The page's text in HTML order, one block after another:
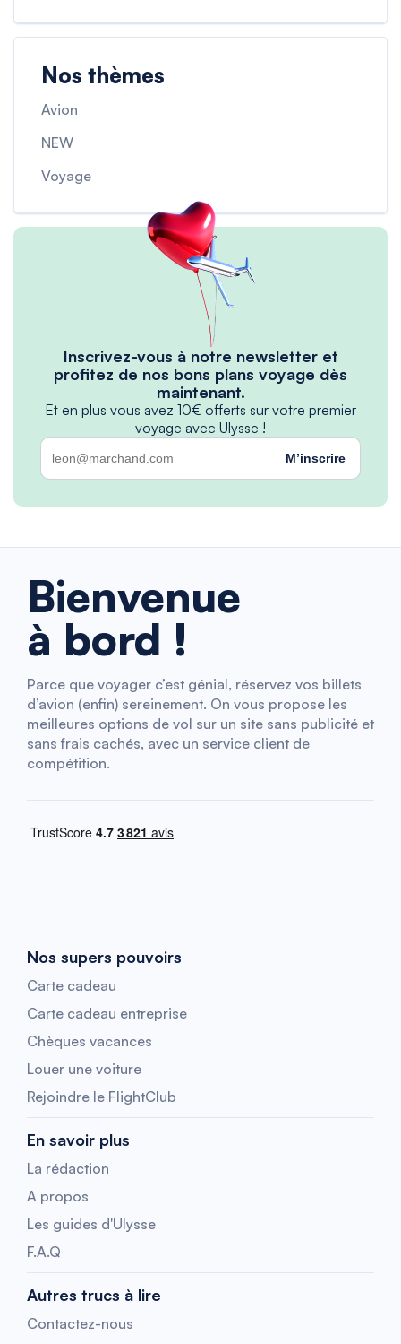
Nos thèmes
Avion
NEW
Voyage
Inscrivez-vous à notre newsletter et
profitez de nos bons plans voyage dès
maintenant.
Et en plus vous avez 10€ offerts sur votre premier
voyage avec Ulysse !
M’inscrire
Bienvenue
à bord !
Parce que voyager c’est génial, réservez vos billets
d’avion (enfin) sereinement. On vous propose les
meilleures options de vol sur un site sans publicité et
sans frais cachés, avec un service client de
compétition.
Nos supers pouvoirs
Carte cadeau
Carte cadeau entreprise
Chèques vacances
Louer une voiture
Rejoindre le FlightClub
En savoir plus
La rédaction
A propos
Les guides d'Ulysse
F.A.Q
Autres trucs à lire
Contactez-nous